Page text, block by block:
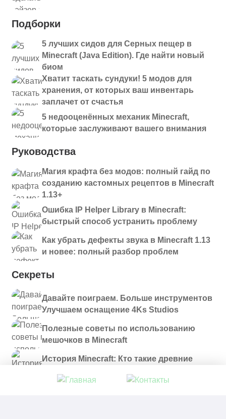
Подборки
5 лучших сидов для Серных пещер в
Minecraft (Java Edition). Где найти новый
биом
Хватит таскать сундуки! 5 модов для
хранения, от которых ваш инвентарь
заплачет от счастья
5 недооценённых механик Minecraft,
которые заслуживают вашего внимания
Руководства
Магия крафта без модов: полный гайд по
созданию кастомных рецептов в Minecraft
1.13+
Ошибка IP Helper Library в Minecraft:
быстрый способ устранить проблему
Как убрать дефекты звука в Minecraft 1.13
и новее: полный разбор проблем
Секреты
Давайте поиграем. Больше инструментов
Улучшаем оснащение 4Ks Studios
Полезные советы по использованию
мешочков в Minecraft
История Minecraft: Кто такие древние